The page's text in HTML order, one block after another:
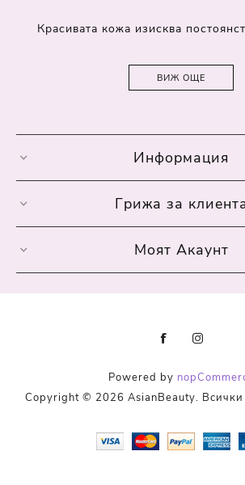
Красивата кожа изисква
ВИЖ ОЩЕ
Информация
Грижа за
Моят Акаунт
Powered by
Copyright © 2026 AsianBeauty. Всички